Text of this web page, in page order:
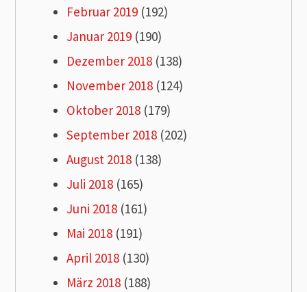
Februar 2019 (192)
Januar 2019 (190)
Dezember 2018 (138)
November 2018 (124)
Oktober 2018 (179)
September 2018 (202)
August 2018 (138)
Juli 2018 (165)
Juni 2018 (161)
Mai 2018 (191)
April 2018 (130)
März 2018 (188)